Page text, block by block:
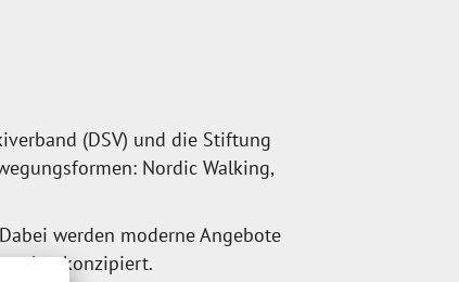
(DSV) und die Stiftung
Nordic Walking,
werden moderne Angebote
konzipiert.